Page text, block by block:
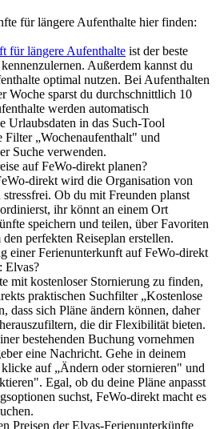
für längere Aufenthalte hier finden:
für längere Aufenthalte ist der beste
Außerdem kannst du
optimal nutzen. Bei Aufenthalten
Woche sparst du durchschnittlich 10
werden automatisch
Urlaubsdaten in das Such-Tool
Filter „Wochenaufenthalt" und
Suche verwenden.
auf FeWo-direkt planen?
direkt wird die Organisation von
Ob du mit Freunden planst
ihr könnt an einem Ort
speichern und teilen, über Favoriten
perfekten Reiseplan erstellen.
einer Ferienunterkunft auf FeWo-direkt
Elvas?
mit kostenloser Stornierung zu finden,
praktischen Suchfilter „Kostenlose
dass sich Pläne ändern können, daher
die dir Flexibilität bieten.
bestehenden Buchung vornehmen
eine Nachricht. Gehe in deinem
auf „Ändern oder stornieren" und
Egal, ob du deine Pläne anpasst
suchst, FeWo-direkt macht es
Preisen der Elvas-Ferienunterkünfte